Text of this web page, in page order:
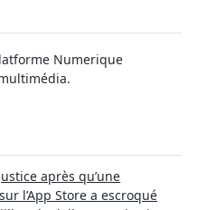
Numerique
après qu’une
l’App Store a escroqué